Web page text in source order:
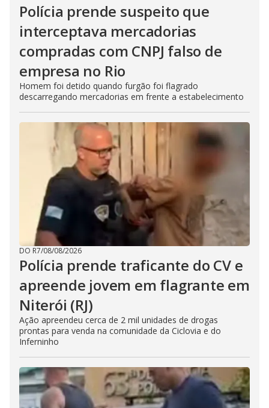
Polícia prende suspeito que
interceptava mercadorias
compradas com CNPJ falso de
empresa no Rio
Homem foi detido quando furgão foi flagrado
descarregando mercadorias em frente a estabelecimento
DO R7/08/08/2026
Polícia prende traficante do CV e
apreende jovem em flagrante em
Niterói (RJ)
Ação apreendeu cerca de 2 mil unidades de drogas
prontas para venda na comunidade da Ciclovia e do
Inferninho